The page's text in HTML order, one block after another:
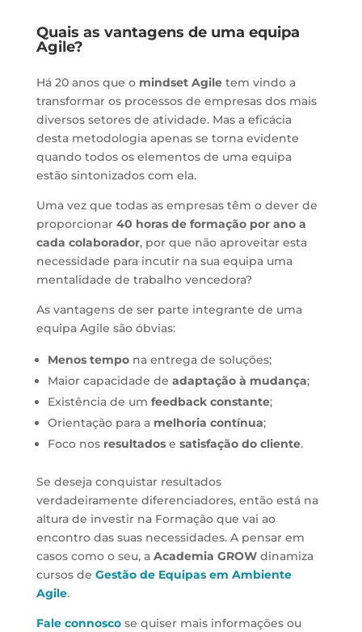
Quais as vantagens de uma equipa
Agile?
Há 20 anos que o mindset Agiletem vindo a
transformar os processos de empresas dos mais
diversos setores de atividade. Mas a eficácia
desta metodologia apenas se torna evidente
quando todos os elementos de uma equipa
estão sintonizados com ela.
Uma vez que todas as empresas têm o dever de
proporcionar 40 horas de formação por ano a
cada colaborador, por que não aproveitar esta
necessidade para incutir na sua equipa uma
mentalidade de trabalho vencedora?
As vantagens de ser parte integrante de uma
equipa Agile são óbvias:
Menos tempona entrega de soluções;
Maior capacidade de adaptação à mudança;
Existência de um feedback constante;
Orientação para a melhoria contínua;
Foco nos resultadose satisfação do cliente.
Se deseja conquistar resultados
verdadeiramente diferenciadores, então está na
altura de investir na Formação que vai ao
encontro das suas necessidades. A pensar em
casos como o seu, a Academia GROWdinamiza
cursos de Gestão de Equipas em Ambiente
Agile.
Fale connoscose quiser mais informações ou